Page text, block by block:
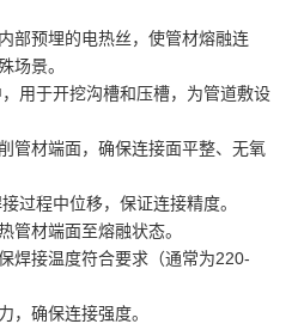
部预埋的电热丝，使管材熔融连
场景。
用于开挖沟槽和压槽，为管道敷设
管材端面，确保连接面平整、无氧
过程中位移，保证连接精度。
管材端面至熔融状态。
焊接温度符合要求（通常为220-
，确保连接强度。